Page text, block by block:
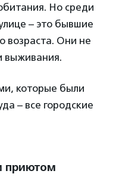
Но среди
– это бывшие
возраста. Они не
выживания.
которые были
– все городские
приютом